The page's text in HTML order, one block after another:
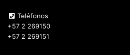
Teléfonos
+57 2 269150
+57 2 269151